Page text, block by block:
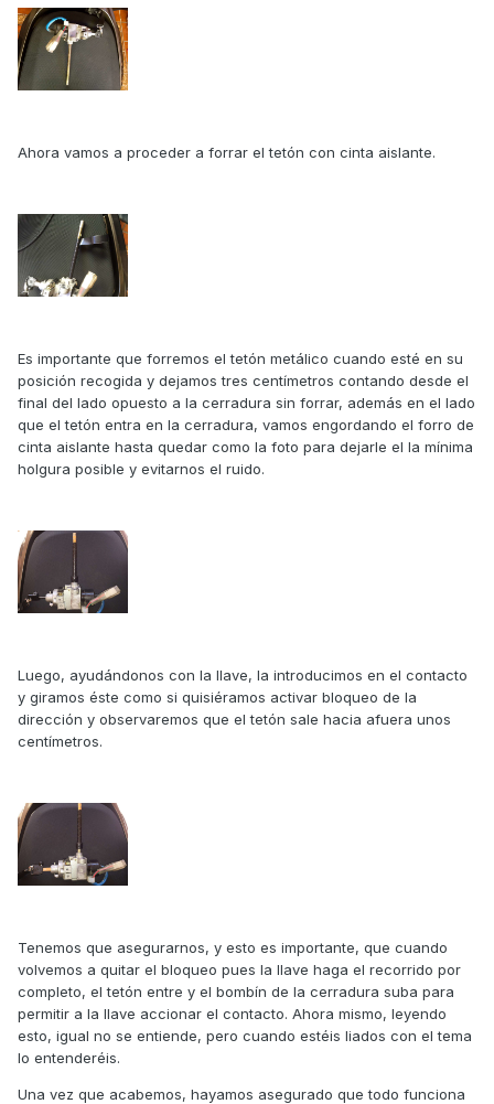
Ahora vamos a proceder a forrar el tetón con cinta aislante.
Es importante que forremos el tetón metálico cuando esté en su
posición recogida y dejamos tres centímetros contando desde el
final del lado opuesto a la cerradura sin forrar, además en el lado
que el tetón entra en la cerradura, vamos engordando el forro de
cinta aislante hasta quedar como la foto para dejarle el la mínima
holgura posible y evitarnos el ruido.
Luego, ayudándonos con la llave, la introducimos en el contacto
y giramos éste como si quisiéramos activar bloqueo de la
dirección y observaremos que el tetón sale hacia afuera unos
centímetros.
Tenemos que asegurarnos, y esto es importante, que cuando
volvemos a quitar el bloqueo pues la llave haga el recorrido por
completo, el tetón entre y el bombín de la cerradura suba para
permitir a la llave accionar el contacto. Ahora mismo, leyendo
esto, igual no se entiende, pero cuando estéis liados con el tema
lo entenderéis.
Una vez que acabemos, hayamos asegurado que todo funciona